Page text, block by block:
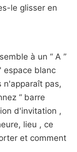
le glisser en
à un “ A ”
espace blanc
n'apparaît pas,
“ barre
d'invitation ,
lieu , ce
et comment